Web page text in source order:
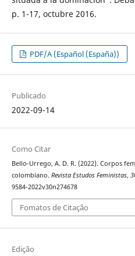
p. 1-17, octubre 2016.
PDF/A (Español (España))
Publicado
2022-09-14
Como Citar
Bello-Urrego, A. D. R. (2022). Corpos
colombiano. Revista Estudos Feministas,
9584-2022v30n274678
Fomatos de Citação
Edição